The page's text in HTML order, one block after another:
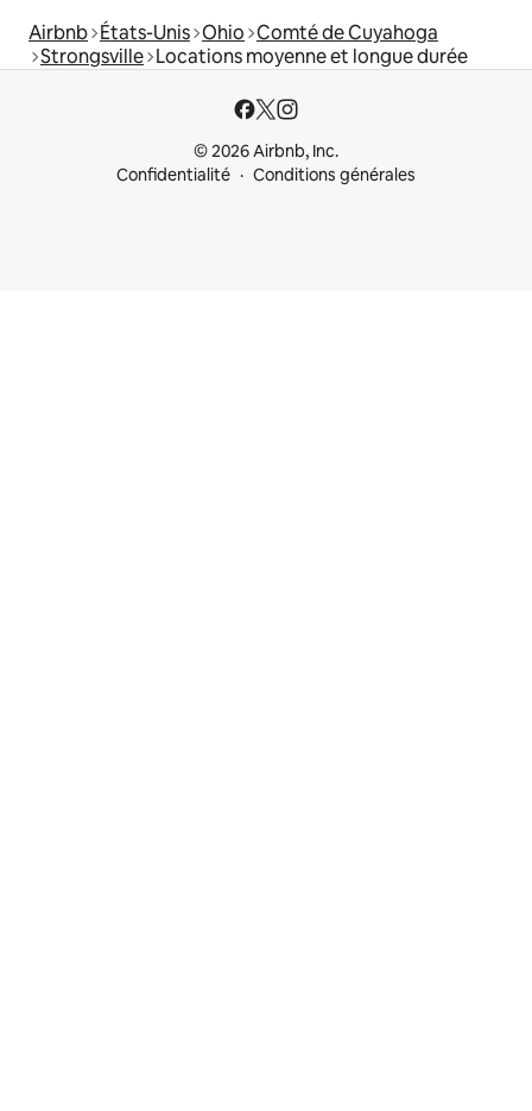
Airbnb États-Unis Ohio Comté de Cuyahoga
Strongsville Locations moyenne et longue durée
© 2026 Airbnb, Inc.
Confidentialité
Conditions générales